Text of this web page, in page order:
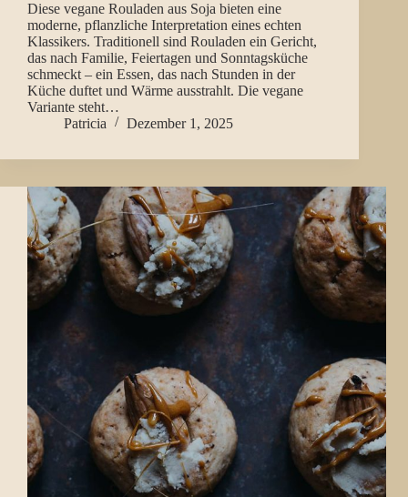
Diese vegane Rouladen aus Soja bieten eine
moderne, pflanzliche Interpretation eines echten
Klassikers. Traditionell sind Rouladen ein Gericht,
das nach Familie, Feiertagen und Sonntagsküche
schmeckt – ein Essen, das nach Stunden in der
Küche duftet und Wärme ausstrahlt. Die vegane
Variante steht…
Patricia
Dezember 1, 2025